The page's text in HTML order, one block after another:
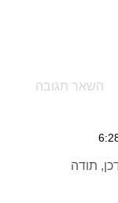
השאר תגובה
תודה